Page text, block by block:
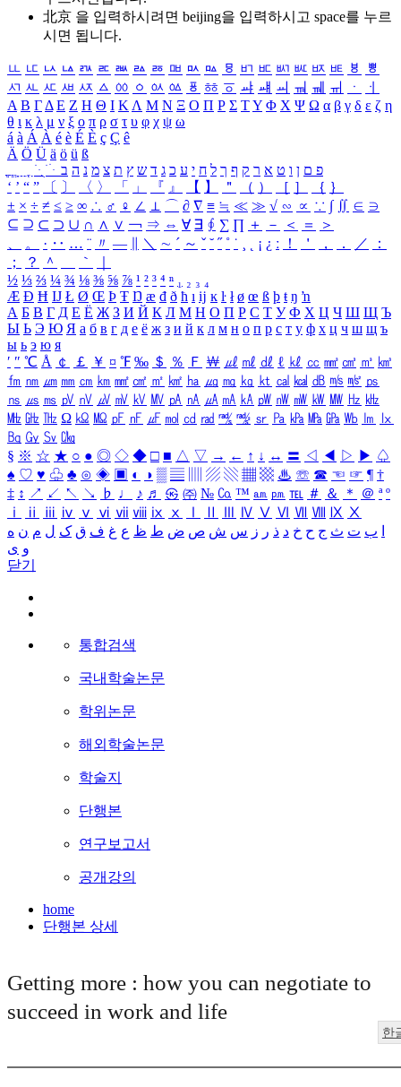
北京 을 입력하시려면 beijing을 입력하시고 space를 누르
시면 됩니다.
ㅥ ㅦ ㅧ ㅨ ㅩ ㅪ ㅫ ㅬ ㅭ ㅮ ㅯ ㅰ ㅱ ㅲ ㅳ ㅴ ㅵ ㅶ ㅷ ㅸ
ㅹ
ㅺ ㅻ ㅼ ㅽ ㅾ ㅿ ㆀ ㆁ ㆂ ㆃ ㆄ ㆅ ㆆ ㆇ ㆈ ㆉ ㆊ ㆋ ㆌ ㆍ
ㆎ
Α Β ΓΔ Ε Ζ Η Θ Ι ΚΛ Μ Ν Ξ Ο Π Ρ Σ ΤΥ Φ Χ Ψ Ω α β γ δ ε ζ η
θ ι κ λ μ ν ξ ο π ρ σ τ υ φ χ ψ ω
á à Á À é è É È ç Ç ê
Ä Ö Ü ä ö ü ß
ִֶֹ ֻּ ׁׂ פ ם ן ו ט א ר ק ף ך ל ח י ע כ ג ד ש ץ ת צ מ נ ה ב
‘ ’ “ ” 〔 〕 〈 〉 「 」 『 』 【 】 ＂ （ ） ［ ］ ｛ ｝
± × ÷ ≠ ≤ ≥ ∞ ∴ ♂ ♀ ∠ ⊥ ⌒ ∂ ∇ ≡ ≒ ≪ ≫ √ ∽ ∝ ∵ ∫ ∬ ∈ ∋
⊆ ⊇ ⊂ ⊃ ∪ ∩ ∧ ∨ ￢ ⇒ ⇔ ∀ ∃ ∮ ∑ ∏ ＋ － ＜ ＝
＞
、
。 · ‥ … ¨ 〃 ― ＼ ∼ ´ ～ ˇ ˘ ˝ ˚ ˙ ¸ ¡ ¿ ː ！ ＇ ， ． ／
：
；
？ ＾ ｀
½ ⅓ ⅔ ¼ ¾ ⅛ ⅜ ⅝ ⅞ ¹ ² ³ ⁴ ⁿ ₁ ₂ ₃ ₄
Æ Ð Ħ Ĳ Ł Ø Œ Þ Ŧ Ŋ æ đ ð ħ ı ĳ ĸ ŀ ł ø œ ß þ ŧ ŋ ŉ
А Б В Г Д Е Ё Ж З И Й К Л М Н О П Р С Т У Ф Х Ц Ч Ш Щ Ъ
Ы Ь Э Ю Я а б в г д е ё ж з и й к л м н о п р с т у ф х ц ч ш щ ъ
ы ь э ю я
′ ″ ℃ Å ￠ ￡ ￥ ¤ ℉ ‰ ＄ ％ Ｆ ￦ ㎕ ㎖ ㎗ ℓ ㎘ ㏄ ㎣ ㎤ ㎥ ㎦
㎙ ㎚ ㎛ ㎜ ㎝ ㎞ ㎟ ㎠ ㎡ ㎢ ㏊ ㎍ ㎎ ㎏ ㏏ ㎈ ㎉ ㏈ ㎧ ㎨ ㎰
㎱ ㎲ ㎳ ㎴ ㎵ ㎶ ㎷ ㎸ ㎹ ㎀ ㎁ ㎂ ㎃ ㎄ ㎺ ㎻ ㎽ ㎾ ㎿ ㎐ ㎑
㎒ ㎓ ㎔ Ω ㏀ ㏁ ㎊ ㎋ ㎌ ㏖ ㏅ ㎭ ㎮ ㎯ ㏛ ㎩ ㎪ ㎫ ㎬ ㏝ ㏐
㏓
㏃ ㏉ ㏜ ㏆
§ ※ ☆ ★ ○ ● ◎ ◇ ◆ □ ■ △ ▽ → ← ↑ ↓ ↔ 〓 ◁ ◀ ▷ ▶ ♤
♠ ♡ ♥ ♧ ♣ ⊙ ◈ ▣ ◐ ◑ ▒ ▤ ▨ ▧ ▦ ▩ ♨ ☏ ☎ ☜ ☞ ¶ †
‡ ↕ ↗ ↙ ↖ ↘ ♭ ♩ ♪ ♬ ㉿ ㈜ № ㏇ ™ ㏂ ㏘ ℡ ＃ ＆ ＊ ＠ ª º
ⅰ
ⅱ ⅲ ⅳ ⅴ ⅵ ⅶ ⅷ ⅸ ⅹ Ⅳ Ⅴ Ⅵ Ⅶ Ⅷ Ⅸ Ⅹ
ب ت ث ج ح خ د ذ ر ز س ش ص ض ط ظ ع غ ف ق ک ل م ن ه
و ی
닫기
통합검색
국내학술논문
학위논문
해외학술논문
학술지
단행본
연구보고서
공개강의
home
단행본 상세
Getting more : how you can negotiate to
succeed in work and life
한